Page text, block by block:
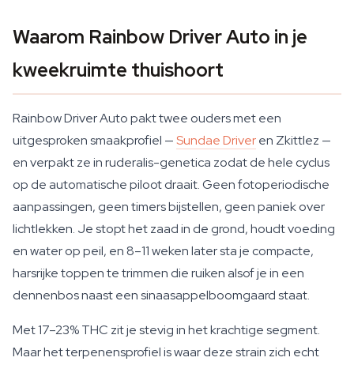
Waarom Rainbow Driver Auto in je
kweekruimte thuishoort
Rainbow Driver Auto pakt twee ouders met een
uitgesproken smaakprofiel —Sundae Driveren Zkittlez —
en verpakt ze in ruderalis-genetica zodat de hele cyclus
op de automatische piloot draait. Geen fotoperiodische
aanpassingen, geen timers bijstellen, geen paniek over
lichtlekken. Je stopt het zaad in de grond, houdt voeding
en water op peil, en 8–11 weken later sta je compacte,
harsrijke toppen te trimmen die ruiken alsof je in een
dennenbos naast een sinaasappelboomgaard staat.
Met 17–23% THC zit je stevig in het krachtige segment.
Maar het terpenensprofiel is waar deze strain zich echt